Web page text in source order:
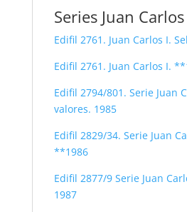
Series Juan Carlos
Edifil 2761. Juan Carlos I.
Edifil 2761. Juan Carlos I.
Edifil 2794/801. Serie Juan
valores. 1985
Edifil 2829/34. Serie Juan
**1986
Edifil 2877/9 Serie Juan
1987